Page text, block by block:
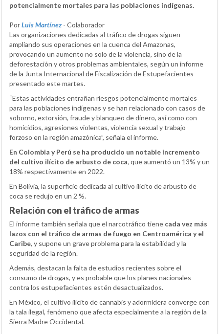
potencialmente mortales para las poblaciones indígenas.
PorLuis Martínez - Colaborador
Las organizaciones dedicadas al tráfico de drogas siguen
ampliando sus operaciones en la cuenca del Amazonas,
provocando un aumento no solo de la violencia, sino de la
deforestación y otros problemas ambientales, según un informe
de la Junta Internacional de Fiscalización de Estupefacientes
presentado este martes.
“Estas actividades entrañan riesgos potencialmente mortales
para las poblaciones indígenas y se han relacionado con casos de
soborno, extorsión, fraude y blanqueo de dinero, así como con
homicidios, agresiones violentas, violencia sexual y trabajo
forzoso en la región amazónica”, señala el informe.
En Colombia y Perú se ha producido un notable incremento
del cultivo ilícito de arbusto de coca, que aumentó un 13% y un
18% respectivamente en 2022.
En Bolivia, la superficie dedicada al cultivo ilícito de arbusto de
coca se redujo en un 2 %.
Relación con el tráfico de armas
El informe también señala que el narcotráfico tiene cada vez más
lazos con el tráfico de armas de fuego en Centroamérica y el
Caribe, y supone un grave problema para la estabilidad y la
seguridad de la región.
Además, destacan la falta de estudios recientes sobre el
consumo de drogas, y es probable que los planes nacionales
contra los estupefacientes estén desactualizados.
En México, el cultivo ilícito de cannabis y adormidera converge con
la tala ilegal, fenómeno que afecta especialmente a la región de la
Sierra Madre Occidental.